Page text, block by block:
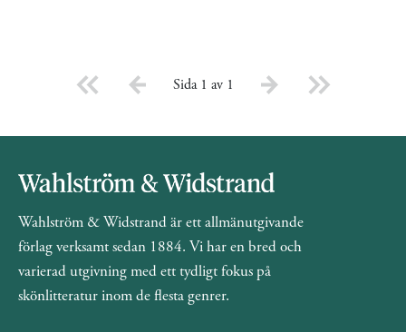
Sida 1 av 1
Wahlström & Widstrand är ett allmänutgivande
förlag verksamt sedan 1884. Vi har en bred och
varierad utgivning med ett tydligt fokus på
skönlitteratur inom de flesta genrer.